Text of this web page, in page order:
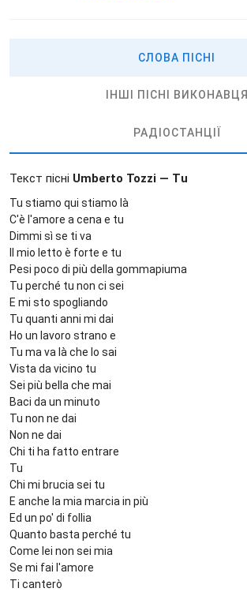
СЛОВА ПІСНІ
ІНШІ ПІСНІ ВИКОНАВЦЯ
РАДІОСТАНЦІЇ
Текст пісні Umberto Tozzi — Tu
Tu stiamo qui stiamo là
C'è l'amore a cena e tu
Dimmi sì se ti va
Il mio letto è forte e tu
Pesi poco di più della gommapiuma
Tu perché tu non ci sei
E mi sto spogliando
Tu quanti anni mi dai
Ho un lavoro strano e
Tu ma va là che lo sai
Vista da vicino tu
Sei più bella che mai
Baci da un minuto
Tu non ne dai
Non ne dai
Chi ti ha fatto entrare
Tu
Chi mi brucia sei tu
E anche la mia marcia in più
Ed un po' di follia
Quanto basta perché tu
Come lei non sei mia
Se mi fai l'amore
Ti canterò